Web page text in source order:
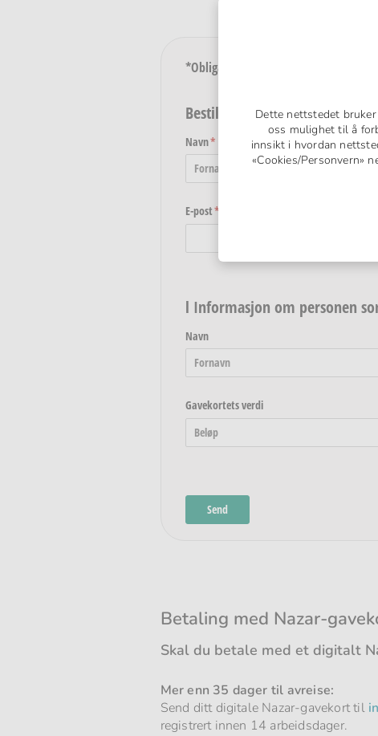
*Obligatorisk felt
Bestillerens informasjon
Navn*
(nødvendig)
E-post*
(nødvendig)
l Informasjon om personen
Navn
Gavekortets verdi
Send
Betaling med Nazar-
Skal du betale med et digitalt
Mer enn 35 dager til avreise:
Send ditt digitale Nazar-gavekort til
registrert innen 14 arbeidsdager.
Dette nettstedet
oss mulighet til å
innsikt i hvordan
«Cookies/Personvern»